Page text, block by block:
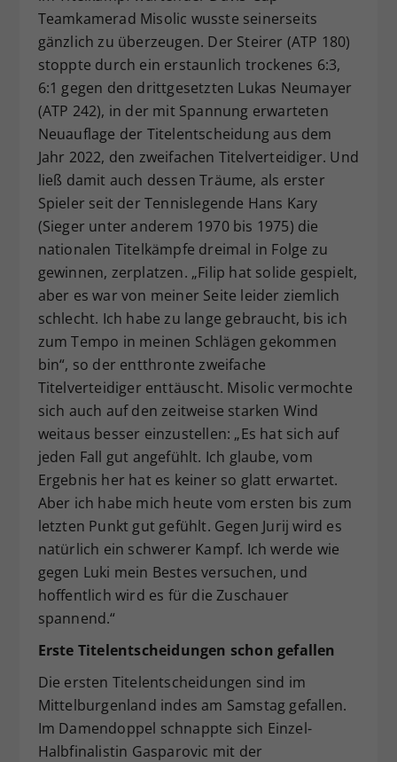
Teamkamerad Misolic wusste seinerseits
gänzlich zu überzeugen. Der Steirer (ATP 180)
stoppte durch ein erstaunlich trockenes 6:3,
6:1 gegen den drittgesetzten Lukas Neumayer
(ATP 242), in der mit Spannung erwarteten
Neuauflage der Titelentscheidung aus dem
Jahr 2022, den zweifachen Titelverteidiger. Und
ließ damit auch dessen Träume, als erster
Spieler seit der Tennislegende Hans Kary
(Sieger unter anderem 1970 bis 1975) die
nationalen Titelkämpfe dreimal in Folge zu
gewinnen, zerplatzen. „Filip hat solide gespielt,
aber es war von meiner Seite leider ziemlich
schlecht. Ich habe zu lange gebraucht, bis ich
zum Tempo in meinen Schlägen gekommen
bin“, so der entthronte zweifache
Titelverteidiger enttäuscht. Misolic vermochte
sich auch auf den zeitweise starken Wind
weitaus besser einzustellen: „Es hat sich auf
jeden Fall gut angefühlt. Ich glaube, vom
Ergebnis her hat es keiner so glatt erwartet.
Aber ich habe mich heute vom ersten bis zum
letzten Punkt gut gefühlt. Gegen Jurij wird es
natürlich ein schwerer Kampf. Ich werde wie
gegen Luki mein Bestes versuchen, und
hoffentlich wird es für die Zuschauer
spannend.“
Erste Titelentscheidungen schon gefallen
Die ersten Titelentscheidungen sind im
Mittelburgenland indes am Samstag gefallen.
Im Damendoppel schnappte sich Einzel-
Halbfinalistin Gasparovic mit der